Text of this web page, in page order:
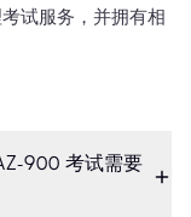
试服务，并拥有相
900 考试需要